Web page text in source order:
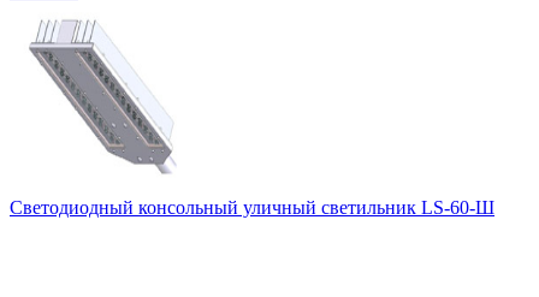
Cветодиодный консольный уличный cветильник LS-60-Ш